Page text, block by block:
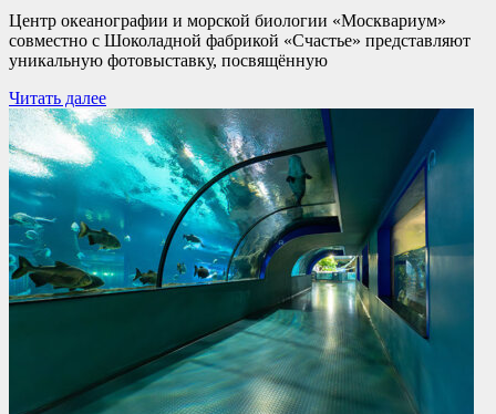
Центр океанографии и морской биологии «Москвариум»
совместно с Шоколадной фабрикой «Счастье» представляют
уникальную фотовыставку, посвящённую
Читать далее